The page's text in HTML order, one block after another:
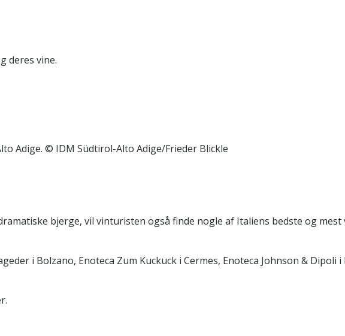
deres vine.
Adige. © IDM Südtirol-Alto Adige/Frieder Blickle
bjerge, vil vinturisten også finde nogle af Italiens bedste og mest
i Bolzano, Enoteca Zum Kuckuck i Cermes, Enoteca Johnson & Dipoli